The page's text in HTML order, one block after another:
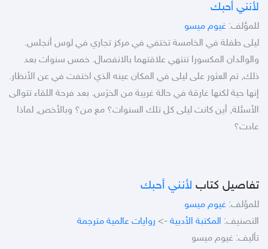
لأنني أحبك
للمؤلف: غيوم ميسو
ليلى طفلة في الخامسة تختفي في مركز تجاري في لوس أنجلس.
والوالدان المكسورا تنتهي علاقتهما بالانفصال. خمس سنوات بعد
ذلك, تم العثور على ليلى في المكان عينه الذي اختفت في عن الأنظار.
إنها حية لكنها غارقة في حالة غريبة من الخرَس. بعد فرحة اللقاء تتوالى
الأسئلة, أين كانت ليلى كل تلك السنوات؟ مع من؟ وبالأخص, لماذا
عادت؟
تفاصيل كتاب لأنني أحبك
للمؤلف: غيوم ميسو
التصنيف: المكتبة الأدبية -> روايات عالمية مترجمة
تأليف: غيوم ميسو